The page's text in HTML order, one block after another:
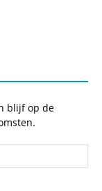
blijf op de